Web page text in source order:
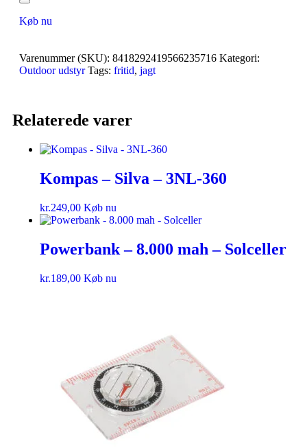
Køb nu
Varenummer (SKU): 8418292419566235716 Kategori:
Outdoor udstyr Tags: fritid, jagt
Relaterede varer
Kompas – Silva – 3NL-360
kr.249,00 Køb nu
Powerbank – 8.000 mah – Solceller
kr.189,00 Køb nu